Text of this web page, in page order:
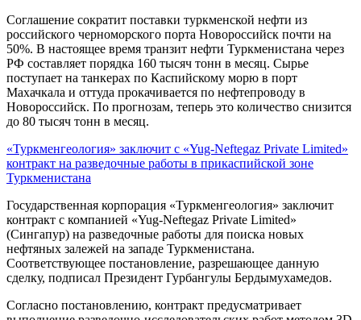
Соглашение сократит поставки туркменской нефти из
российского черноморского порта Новороссийск почти на
50%. В настоящее время транзит нефти Туркменистана через
РФ составляет порядка 160 тысяч тонн в месяц. Сырье
поступает на танкерах по Каспийскому морю в порт
Махачкала и оттуда прокачивается по нефтепроводу в
Новороссийск. По прогнозам, теперь это количество снизится
до 80 тысяч тонн в месяц.
«Туркменгеология» заключит с «Yug-Neftegaz Private Limited»
контракт на разведочные работы в прикаспийской зоне
Туркменистана
Государственная корпорация «Туркменгеология» заключит
контракт с компанией «Yug-Neftegaz Private Limited»
(Сингапур) на разведочные работы для поиска новых
нефтяных залежей на западе Туркменистана.
Соответствующее постановление, разрешающее данную
сделку, подписал Президент Гурбангулы Бердымухамедов.
Согласно постановлению, контракт предусматривает